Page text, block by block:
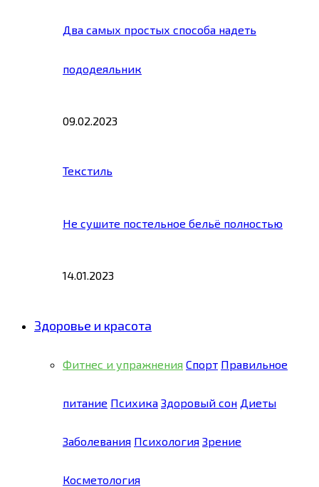
Два самых простых способа надеть
пододеяльник
09.02.2023
Текстиль
Не сушите постельное бельё полностью
14.01.2023
Здоровье и красота
Фитнес и упражнения Спорт Правильное
питание Психика Здоровый сон Диеты
Заболевания Психология Зрение
Косметология